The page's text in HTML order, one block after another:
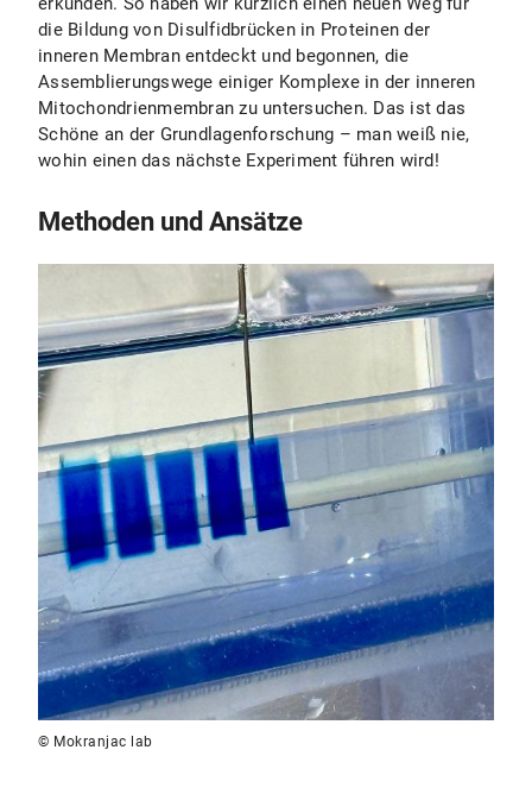
die Bildung von Disulfidbrücken in Proteinen der
inneren Membran entdeckt und begonnen, die
Assemblierungswege einiger Komplexe in der inneren
Mitochondrienmembran zu untersuchen. Das ist das
Schöne an der Grundlagenforschung – man weiß nie,
wohin einen das nächste Experiment führen wird!
Methoden und Ansätze
© Mokranjac lab